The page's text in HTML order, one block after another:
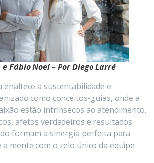
e Fábio Noel – Por Diego Larré
enaltece a sustentabilidade e
como conceitos-guias, onde a
estão intrínsecos ao atendimento.
afetos verdadeiros e resultados
formam a sinergia perfeita para
mente com o zelo único da equipe